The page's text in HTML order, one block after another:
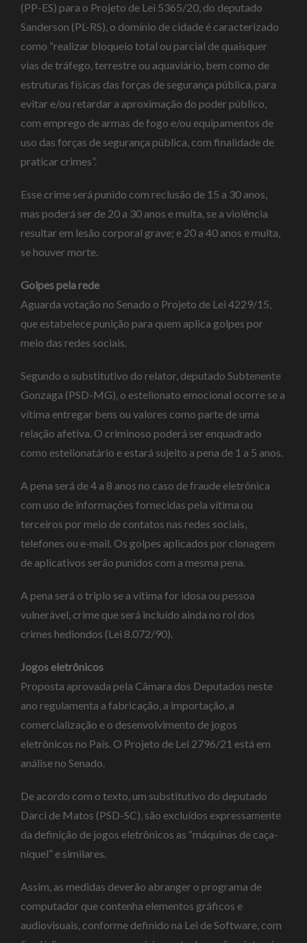
(PP-ES) para o Projeto de Lei 5365/20, do deputado
Sanderson (PL-RS), o domínio de cidade é caracterizado
como “realizar bloqueio total ou parcial de quaisquer
vias de tráfego, terrestre ou aquaviário, bem como de
estruturas físicas das forças de segurança pública, para
evitar e/ou retardar a aproximação do poder público,
com emprego de armas de fogo e/ou equipamentos de
uso das forças de segurança pública, com finalidade de
praticar crimes”.
Esse crime será punido com reclusão de 15 a 30 anos,
mas poderá ser de 20 a 30 anos e multa, se a violência
resultar em lesão corporal grave; e 20 a 40 anos e multa,
se houver morte.
Golpes pela rede
Aguarda votação no Senado o Projeto de Lei 4229/15,
que estabelece punição para quem aplica golpes por
meio das redes sociais.
Segundo o substitutivo do relator, deputado Subtenente
Gonzaga (PSD-MG), o estelionato emocional ocorre se a
vítima entregar bens ou valores como parte de uma
relação afetiva. O criminoso poderá ser enquadrado
como estelionatário e estará sujeito a pena de 1 a 5 anos.
A pena será de 4 a 8 anos no caso de fraude eletrônica
com uso de informações fornecidas pela vítima ou
terceiros por meio de contatos nas redes sociais,
telefones ou e-mail. Os golpes aplicados por clonagem
de aplicativos serão punidos com a mesma pena.
A pena será o triplo se a vítima for idosa ou pessoa
vulnerável, crime que será incluído ainda no rol dos
crimes hediondos (Lei 8.072/90).
Jogos eletrônicos
Proposta aprovada pela Câmara dos Deputados neste
ano regulamenta a fabricação, a importação, a
comercialização e o desenvolvimento de jogos
eletrônicos no País. O Projeto de Lei 2796/21 está em
análise no Senado.
De acordo com o texto, um substitutivo do deputado
Darci de Matos (PSD-SC), são excluídos expressamente
da definição de jogos eletrônicos as “máquinas de caça-
níquel” e similares.
Assim, as medidas deverão abranger o programa de
computador que contenha elementos gráficos e
audiovisuais, conforme definido na Lei de Software, com